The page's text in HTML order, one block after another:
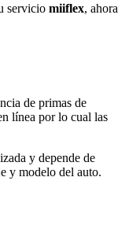
servicio miiflex, ahora
de primas de
línea por lo cual las
y depende de
y modelo del auto.